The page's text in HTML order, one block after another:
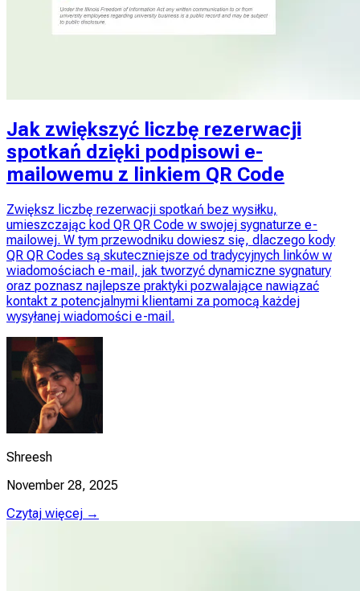
Jak zwiększyć liczbę rezerwacji
spotkań dzięki podpisowi e-
mailowemu z linkiem QR Code
Zwiększ liczbę rezerwacji spotkań bez wysiłku,
umieszczając kod QR QR Code w swojej sygnaturze e-
mailowej. W tym przewodniku dowiesz się, dlaczego kody
QR QR Codes są skuteczniejsze od tradycyjnych linków w
wiadomościach e-mail, jak tworzyć dynamiczne sygnatury
oraz poznasz najlepsze praktyki pozwalające nawiązać
kontakt z potencjalnymi klientami za pomocą każdej
wysyłanej wiadomości e-mail.
Shreesh
November 28, 2025
Czytaj więcej →